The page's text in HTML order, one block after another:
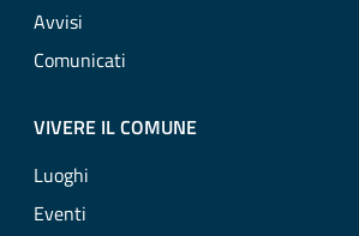
Avvisi
Comunicati
VIVERE IL COMUNE
Luoghi
Eventi